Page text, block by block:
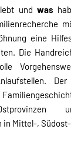
undwas
eine
Die
Mittel-,